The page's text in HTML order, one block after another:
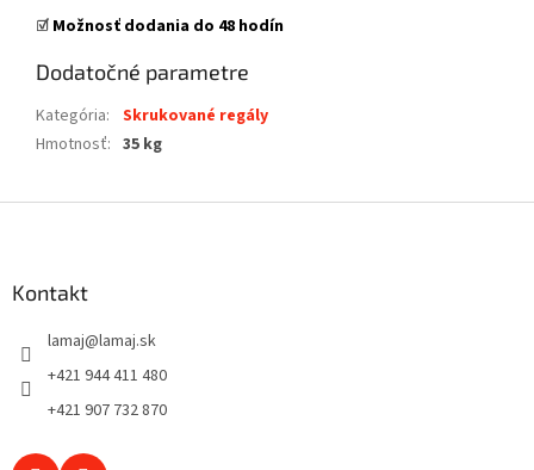
☑️ Možnosť dodania do 48 hodín
Dodatočné parametre
Kategória: Skrukované regály
Hmotnosť: 35 kg
Kontakt
lamaj@lamaj.sk
+421 944 411 480
+421 907 732 870